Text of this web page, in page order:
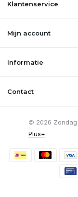
Klantenservice
Mijn account
Informatie
Contact
© 2026 Zondag
Plus+